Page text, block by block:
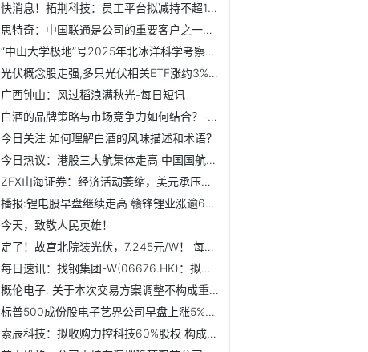
快消息！拓荆科技：员工平台拟减持不超1%公司股份
思特奇：中国联通是公司的重要客户之一，双方长期保持稳定的...
“中山大学极地”号2025年北冰洋科学考察返航
光伏概念股走强,多只光伏相关ETF涨约3%_当前信息
广西钟山：风过稻浪满秋光-每日短讯
白酒的品牌策略与市场竞争力如何结合？-每日快报
今日关注:如何理解白酒的风味描述和术语？
今日热议：港股三大航集体走高 中国国航涨3.23%
ZFX山海证券：经济活动萎缩，美元承压走弱
播报:锂电股早盘继续走高 赣锋锂业涨逾6%天齐锂业涨逾4%
今天，致敬人民英雄！
定了！故宫北院装光伏，7.245元/W！ 每日热闻
每日速讯：找钢集团-W(06676.HK)：拟在公开市场上进行股份购回
概伦电子: 关于本次交易方案调整不构成重大调整的公告内容摘要
标普500成份股电子艺界公司早盘上涨5%，该公司将被收购_每日关注
索辰科技：拟收购力控科技60%股权 构成重大资产重组 信息